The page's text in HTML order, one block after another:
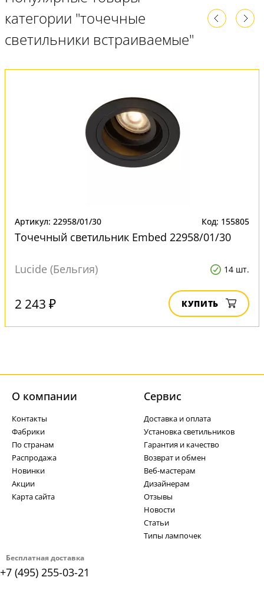
категории "точечные
светильники встраиваемые"
Артикул: 22958/01/30 Код: 155805
Точечный светильник Embed 22958/01/30
Lucide (Бельгия) 14 шт.
2 243 ₽ КУПИТЬ
Бесплатная доставка
+7 (495) 255-03-21
О компании
Контакты
Фабрики
По странам
Распродажа
Новинки
Акции
Карта сайта
Cервис
Доставка и оплата
Установка светильников
Гарантия и качество
Возврат и обмен
Веб-мастерам
Дизайнерам
Отзывы
Новости
Статьи
Типы лампочек